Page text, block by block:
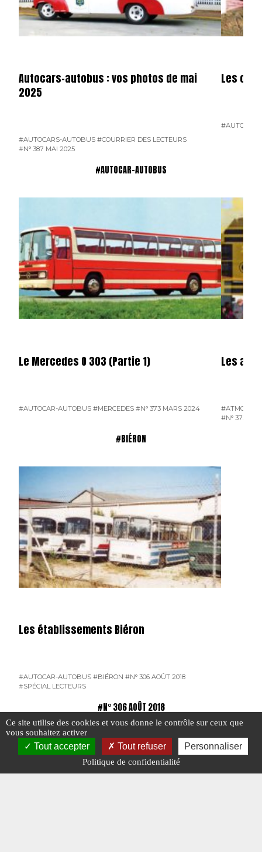
Autocars-autobus : vos photos de mai
2025
#AUTOCARS-AUTOBUS #COURRIER DES LECTEURS
#N° 387 MAI 2025
Les
#AUTOCAR-AUTOBUS
Le Mercedes O 303 (Partie 1)
#AUTOCAR-AUTOBUS #MERCEDES #N° 373 MARS 2024
Les
#N° 373
#BIÉRON
Les établissements Biéron
#AUTOCAR-AUTOBUS #BIÉRON #N° 306 AOÛT 2018
#SPÉCIAL LECTEURS
#N° 306 AOÛT 2018
Ce site utilise des cookies et vous donne le contrôle sur ceux que
vous souhaitez activer
Tout accepter Tout refuser Personnaliser
Politique de confidentialité